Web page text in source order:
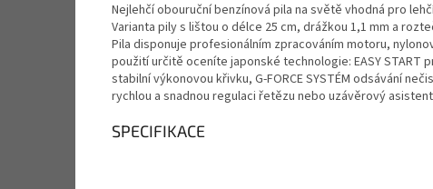
Nejlehčí obouruční benzínová pila na světě vhodná pro
Varianta pily s lištou o délce 25 cm, drážkou 1,1 mm a
Pila disponuje profesionálním zpracováním motoru,
použití určitě oceníte japonské technologie: EASY START
stabilní výkonovou křivku, G-FORCE SYSTÉM odsávání
rychlou a snadnou regulaci řetězu nebo uzávěrový
SPECIFIKACE